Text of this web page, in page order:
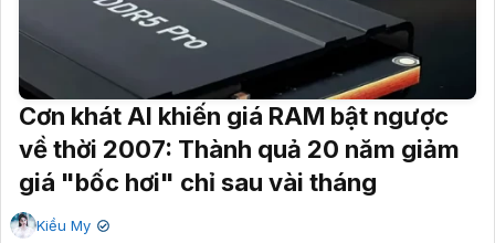
Cơn khát AI khiến giá RAM bật ngược
về thời 2007: Thành quả 20 năm giảm
giá "bốc hơi" chỉ sau vài tháng
Kiều My ✔